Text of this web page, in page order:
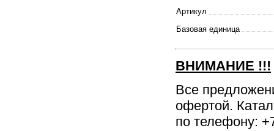
Артикул
Базовая единица
ВНИМАНИЕ !!!
Все
офертой.
по телефону: